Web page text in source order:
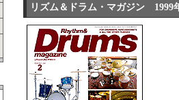
リズム＆ドラム・マガジン 1999